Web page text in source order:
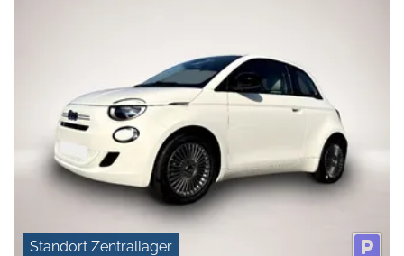
Standort Zentrallager